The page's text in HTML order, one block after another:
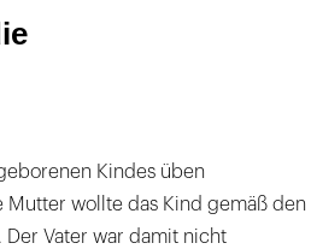
Kindes üben
wollte das Kind gemäß den
Der Vater war damit nicht